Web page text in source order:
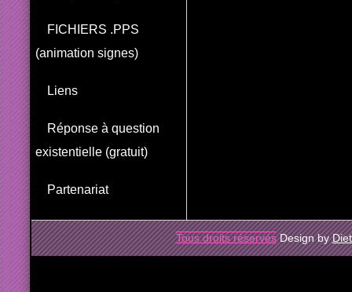
FICHIERS .PPS
(animation signes)
Liens
Réponse à question
existentielle (gratuit)
Partenariat
Tous droits réservésDesign by